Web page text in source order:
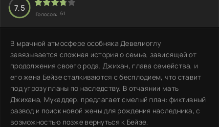
7.5
Голосов: 61
В мрачной атмосфере особняка Девелиоглу
завязывается сложная история о семье, зависящей от
продолжения своего рода. Джихан, глава семейства, и
его жена Бейзе сталкиваются с бесплодием, что ставит
под угрозу планы по наследству. В отчаянии мать
Джихана, Мукаддер, предлагает смелый план: фиктивный
развод и поиск новой жены для рождения наследника, с
возможностью позже вернуться к Бейзе.